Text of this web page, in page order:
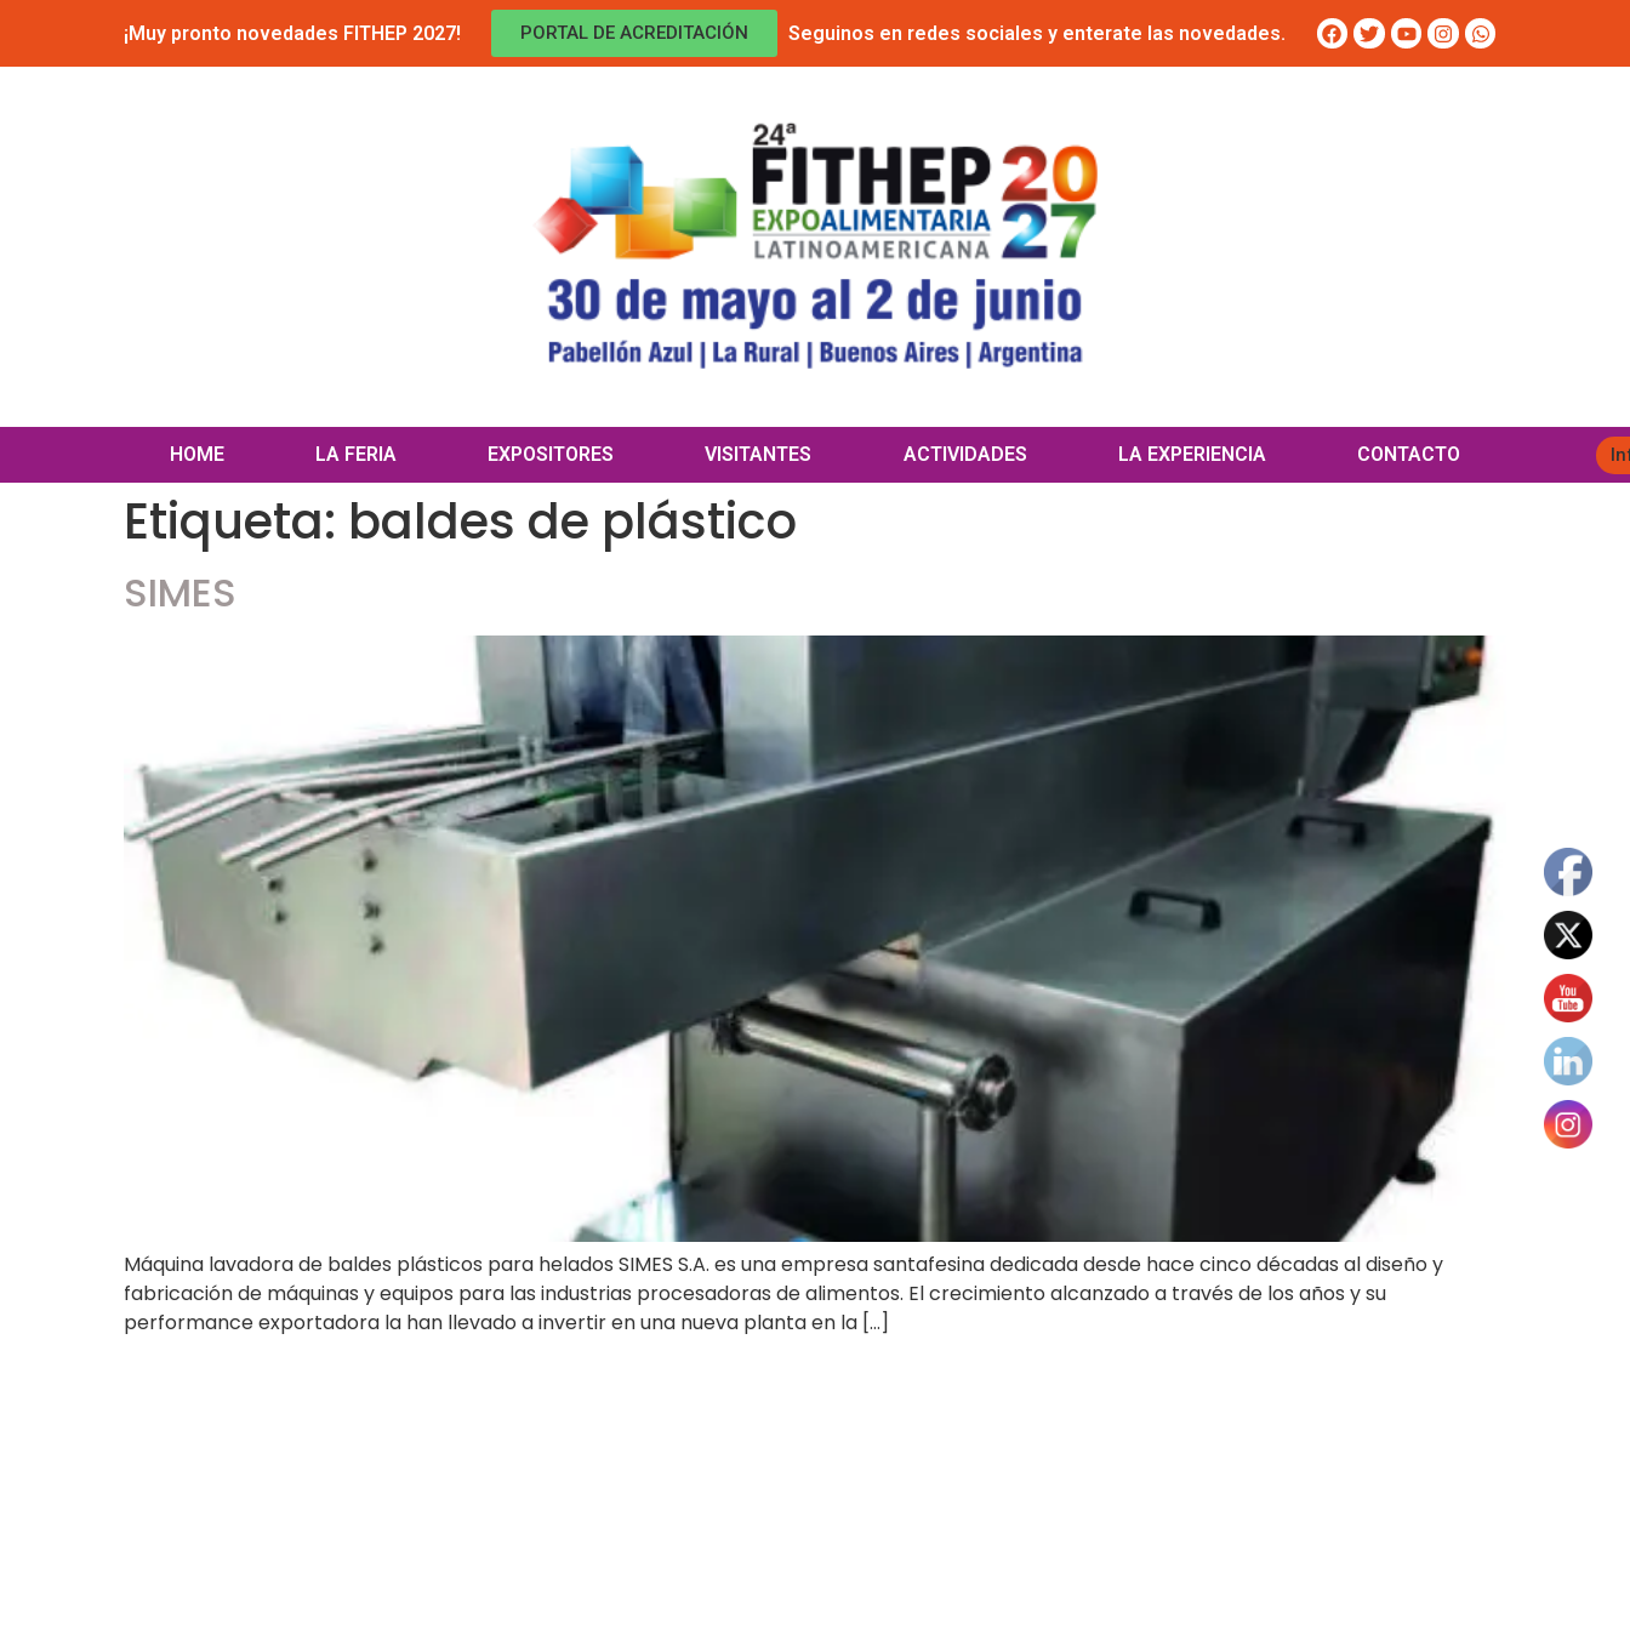
Seguinos en redes sociales y enterate las novedades.
PORTAL DE ACREDITACIÓN
¡Muy pronto novedades FITHEP 2027!
HOME LA FERIA EXPOSITORES VISITANTES ACTIVIDADES LA EXPERIENCIA CONTACTO
Etiqueta: baldes de plástico
SIMES
Máquina lavadora de baldes plásticos para helados SIMES S.A. es una empresa santafesina dedicada desde hace cinco décadas al diseño y
fabricación de máquinas y equipos para las industrias procesadoras de alimentos. El crecimiento alcanzado a través de los años y su
performance exportadora la han llevado a invertir en una nueva planta en la […]